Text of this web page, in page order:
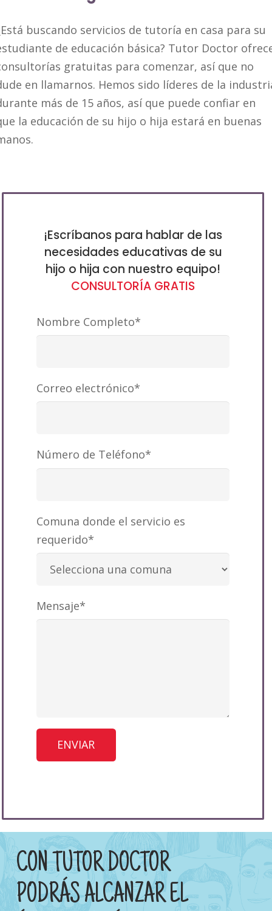
buscando servicios de tutoría en casa para su
de educación básica? Tutor Doctor
gratuitas para comenzar, así que no
en llamarnos. Hemos sido líderes de la
más de 15 años, así que puede confiar en
la educación de su hijo o hija estará en buenas
¡Escríbanos para hablar de las
necesidades educativas de su
hijo o hija con nuestro equipo!
CONSULTORÍA GRATIS
Nombre Completo*
Correo electrónico*
Número de Teléfono*
Comuna donde el servicio es
requerido*
Mensaje*
CON TUTOR DOCTOR
PODRÁS ALCANZAR EL